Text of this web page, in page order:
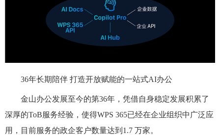
36年长期陪伴 打造开放赋能的一站式AI办公
金山办公发展至今的第36年，凭借自身稳定发展积累了
深厚的ToB服务经验，使得WPS 365已经在企业组织中广泛应
用，目前服务的政企客户数量达到1.7 万家。